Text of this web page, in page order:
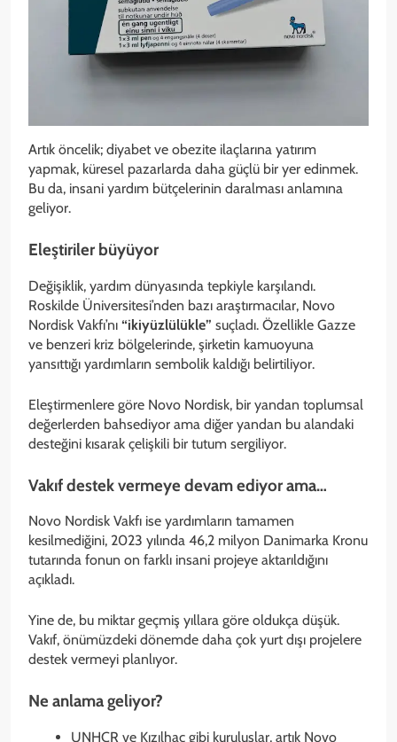
Artık öncelik; diyabet ve obezite ilaçlarına yatırım
yapmak, küresel pazarlarda daha güçlü bir yer edinmek.
Bu da, insani yardım bütçelerinin daralması anlamına
geliyor.
Eleştiriler büyüyor
Değişiklik, yardım dünyasında tepkiyle karşılandı.
Roskilde Üniversitesi’nden bazı araştırmacılar, Novo
Nordisk Vakfı’nı “ikiyüzlülükle” suçladı. Özellikle Gazze
ve benzeri kriz bölgelerinde, şirketin kamuoyuna
yansıttığı yardımların sembolik kaldığı belirtiliyor.
Eleştirmenlere göre Novo Nordisk, bir yandan toplumsal
değerlerden bahsediyor ama diğer yandan bu alandaki
desteğini kısarak çelişkili bir tutum sergiliyor.
Vakıf destek vermeye devam ediyor ama…
Novo Nordisk Vakfı ise yardımların tamamen
kesilmediğini, 2023 yılında 46,2 milyon Danimarka Kronu
tutarında fonun on farklı insani projeye aktarıldığını
açıkladı.
Yine de, bu miktar geçmiş yıllara göre oldukça düşük.
Vakıf, önümüzdeki dönemde daha çok yurt dışı projelere
destek vermeyi planlıyor.
Ne anlama geliyor?
UNHCR ve Kızılhaç gibi kuruluşlar, artık Novo